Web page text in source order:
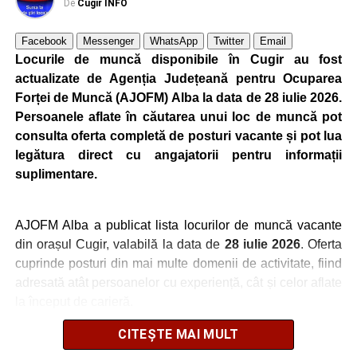
poată solicita detalii despre condițiile de angajare,
programul de lucru și procesul de recrutare.
Mai jos puteți consulta lista completă a locurilor de
muncă disponibile în orașul Cugir la data de 4 august
2026, precum și datele de contact ale angajatorilor:
AGENT OCUPAŢIA
NR.
LMV
NR.
TELEFON/E-
VALYMAR TRUCK
SRL
Conducator auto
transport rutier de
persoane
5 0768931750
DEZVOLTAREA
PROIECTULUI
10
De Cugir INFO
Facebook Messenger WhatsApp Twitter Email
Locurile de muncă disponibile în Cugir au fost
actualizate de Agenția Județeană pentru Ocuparea
Forței de Muncă (AJOFM) Alba la data de 28 iulie 2026.
Persoanele aflate în căutarea unui loc de muncă pot
consulta oferta completă de posturi vacante și pot lua
legătura direct cu angajatorii pentru informații
suplimentare.
AJOFM Alba a publicat lista locurilor de muncă vacante
din orașul Cugir, valabilă la data de 28 iulie 2026. Oferta
cuprinde posturi din mai multe domenii de activitate, fiind
adresată atât persoanelor cu experiență, cât și celor aflate
Cei interesați pot consulta toate locurile de muncă
CITEȘTE MAI MULT